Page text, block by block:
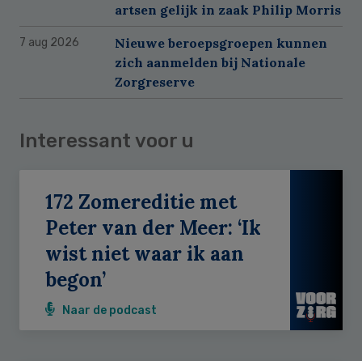
artsen gelijk in zaak Philip Morris
7 aug 2026
Nieuwe beroepsgroepen kunnen
zich aanmelden bij Nationale
Zorgreserve
Interessant voor u
172 Zomereditie met
Peter van der Meer: ‘Ik
wist niet waar ik aan
begon’
Naar de podcast